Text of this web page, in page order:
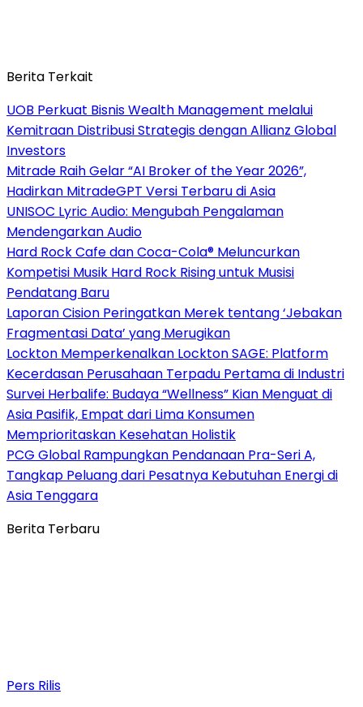
Berita Terkait
UOB Perkuat Bisnis Wealth Management melalui
Kemitraan Distribusi Strategis dengan Allianz Global
Investors
Mitrade Raih Gelar “AI Broker of the Year 2026”,
Hadirkan MitradeGPT Versi Terbaru di Asia
UNISOC Lyric Audio: Mengubah Pengalaman
Mendengarkan Audio
Hard Rock Cafe dan Coca-Cola® Meluncurkan
Kompetisi Musik Hard Rock Rising untuk Musisi
Pendatang Baru
Laporan Cision Peringatkan Merek tentang ‘Jebakan
Fragmentasi Data’ yang Merugikan
Lockton Memperkenalkan Lockton SAGE: Platform
Kecerdasan Perusahaan Terpadu Pertama di Industri
Survei Herbalife: Budaya “Wellness” Kian Menguat di
Asia Pasifik, Empat dari Lima Konsumen
Memprioritaskan Kesehatan Holistik
PCG Global Rampungkan Pendanaan Pra-Seri A,
Tangkap Peluang dari Pesatnya Kebutuhan Energi di
Asia Tenggara
Berita Terbaru
Pers Rilis